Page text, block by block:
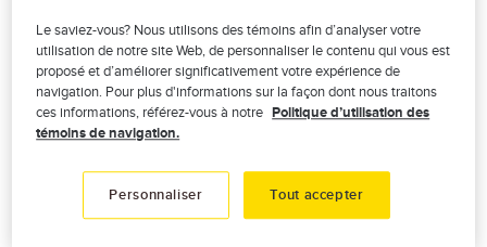
Image
Le saviez-vous? Nous utilisons des témoins afin d’analyser votre
utilisation de notre site Web, de personnaliser le contenu qui vous est
proposé et d’améliorer significativement votre expérience de
navigation. Pour plus d'informations sur la façon dont nous traitons
ces informations, référez-vous à notre Politique d’utilisation des
témoins de navigation.
Personnaliser Tout accepter